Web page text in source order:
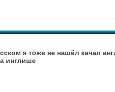
я тоже не нашёл качал
инглише